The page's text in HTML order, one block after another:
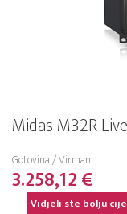
Midas M32R
Gotovina / Virman
3.258,12 €
Vidjeli ste bolju